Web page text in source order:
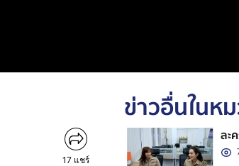
17 แชร์
ข่าวอื่นในห
ละ